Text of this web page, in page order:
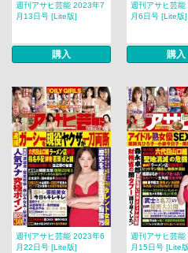
週刊アサヒ芸能 2023年7
月13日号 [Lite版]
購入
週刊アサヒ芸
月6日号 [Lite版]
購入
週刊アサヒ芸能 2023年6
月22日号 [Lite版]
週刊アサヒ芸
月15日号 [Lite